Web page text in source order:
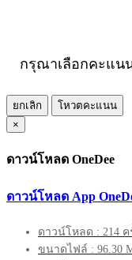
กรุณาเลือกคะแน
ยกเลิก
โหวตคะแนน
×
ดาวน์โหลด OneDee
ดาวน์โหลด App
ดาวน์โหลด : 214 ค
ขนาดไฟล์ : 96.30